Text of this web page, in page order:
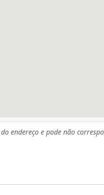
endereço e pode não